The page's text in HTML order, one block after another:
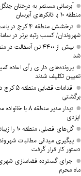
آبرسانی مستمر به درختان
منطقه ۱۰ با تانکرهای آبرسان
درخشش منطقه ۴
شهروندان/ کسب رتبه برتر در سامانه
شد
تعیین تکلیف شدند
اقدامات
برگشتی
دیدار مدیر منطقه
ایزدی
گل‌های فصلی، منطقه ۱۰ را زیباتر کردند
دستور کار قرار گرفت
اجرای گسترده فضاسازی شهری
ماه محرم